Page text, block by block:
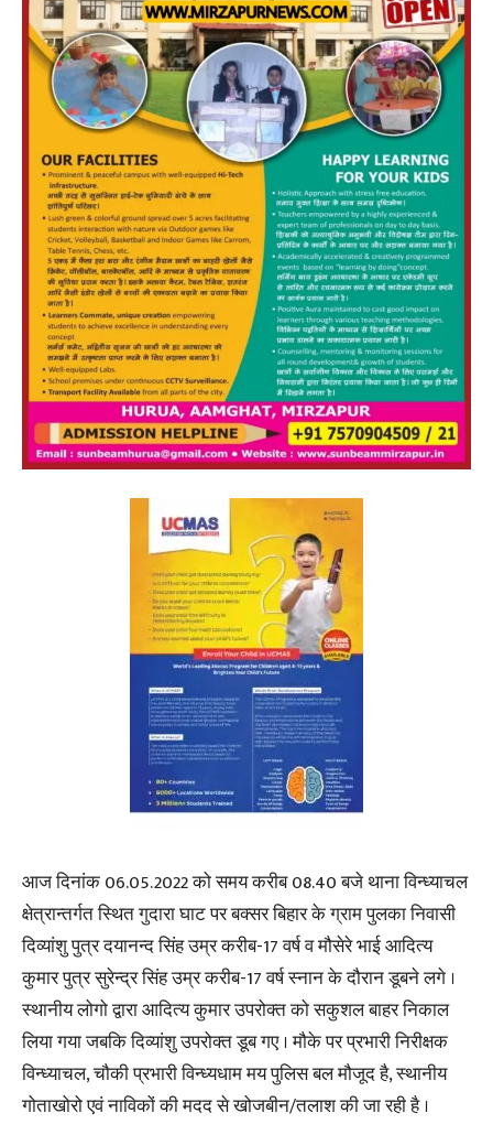
आज दिनांक 06.05.2022 को समय करीब 08.40 बजे थाना विन्ध्याचल
क्षेत्रान्तर्गत स्थित गुदारा घाट पर बक्सर बिहार के ग्राम पुलका निवासी
दिव्यांशु पुत्र दयानन्द सिंह उम्र करीब-17 वर्ष व मौसेरे भाई आदित्य
कुमार पुत्र सुरेन्द्र सिंह उम्र करीब-17 वर्ष स्नान के दौरान डूबने लगे ।
स्थानीय लोगो द्वारा आदित्य कुमार उपरोक्त को सकुशल बाहर निकाल
लिया गया जबकि दिव्यांशु उपरोक्त डूब गए । मौके पर प्रभारी निरीक्षक
विन्ध्याचल, चौकी प्रभारी विन्ध्यधाम मय पुलिस बल मौजूद है, स्थानीय
गोताखोरो एवं नाविकों की मदद से खोजबीन/तलाश की जा रही है ।